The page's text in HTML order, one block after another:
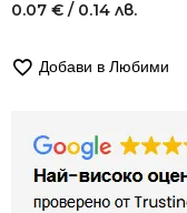
0.07 € / 0.14 лв.
Добави в Любими